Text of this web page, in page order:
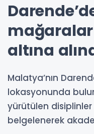
altına
Malatya’nın
lokasyonunda
yürütülen disiplinler
belgelenerek